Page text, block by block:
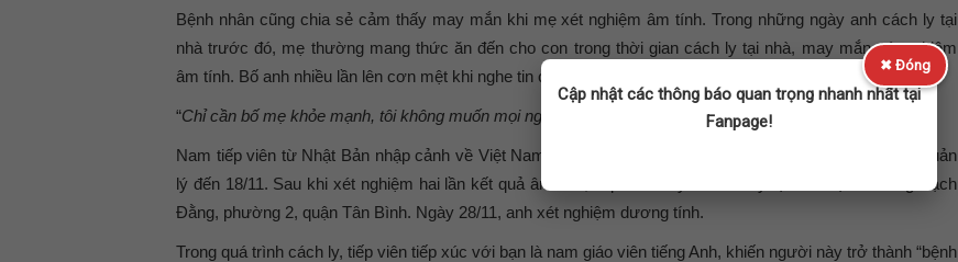
Bệnh nhân cũng chia sẻ cảm thấy may mắn khi mẹ xét nghiệm âm tính. Trong những ngày anh cách ly tại
nhà trước đó, mẹ thường mang thức ăn đến cho con trong thời gian cách ly tại nhà, may mắn xét nghiệm
âm tính. Bố anh nhiều lần lên cơn mệt khi nghe tin con trai dương tính.
“Chỉ cần bố mẹ khỏe mạnh, tôi không muốn mọi người lo lắng “, anh chia sẻ.
Nam tiếp viên từ Nhật Bản nhập cảnh về Việt Nam ngày 14/11, lưu tại khu cách ly do Vietnam Airlines quản
lý đến 18/11. Sau khi xét nghiệm hai lần kết quả âm tính, tiếp viên này về cách ly tại nhà trọ ở đường Bạch
Đằng, phường 2, quận Tân Bình. Ngày 28/11, anh xét nghiệm dương tính.
Trong quá trình cách ly, tiếp viên tiếp xúc với bạn là nam giáo viên tiếng Anh, khiến người này trở thành “bệnh
✖ Đóng
Cập nhật các thông báo quan trọng nhanh nhất tại
Fanpage!